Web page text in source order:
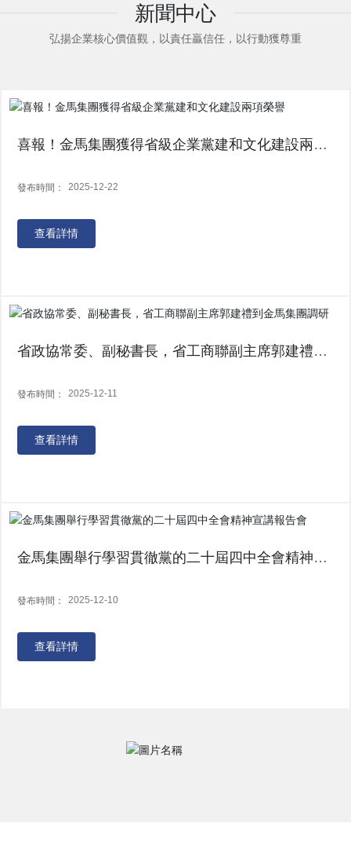
新聞中心
弘揚企業核心價值觀，以責任贏信任，以行動獲尊重
喜報！金馬集團獲得省級企業黨建和文化建設兩項
發布時間： 2025-12-22
查看詳情
省政協常委、副秘書長，省工商聯副主席郭建禮到
發布時間： 2025-12-11
查看詳情
金馬集團舉行學習貫徹黨的二十屆四中全會精神宣
發布時間： 2025-12-10
查看詳情